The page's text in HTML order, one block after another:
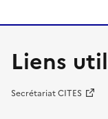
Liens
Secrétariat CITES